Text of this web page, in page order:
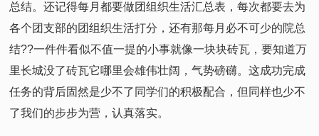
总结。还记得每月都要做团组织生活汇总表，每次都要去为
各个团支部的团组织生活打分，还有那每月必不可少的院总
结??一件件看似不值一提的小事就像一块块砖瓦，要知道万
里长城没了砖瓦它哪里会雄伟壮阔，气势磅礴。这成功完成
任务的背后固然是少不了同学们的积极配合，但同样也少不
了我们的步步为营，认真落实。